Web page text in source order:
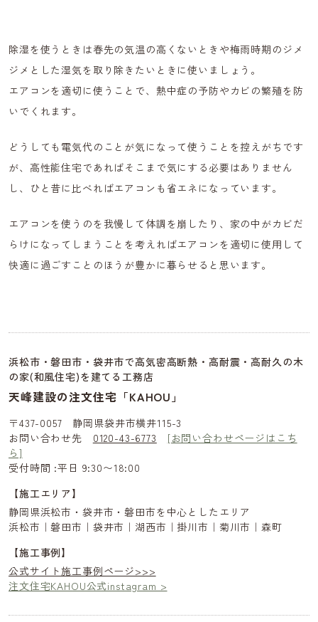
除湿を使うときは春先の気温の高くないときや梅雨時期のジメ
ジメとした湿気を取り除きたいときに使いましょう。
エアコンを適切に使うことで、熱中症の予防やカビの繁殖を防
いでくれます。
どうしても電気代のことが気になって使うことを控えがちです
が、高性能住宅であればそこまで気にする必要はありません
し、ひと昔に比べればエアコンも省エネになっています。
エアコンを使うのを我慢して体調を崩したり、家の中がカビだ
らけになってしまうことを考えればエアコンを適切に使用して
快適に過ごすことのほうが豊かに暮らせると思います。
浜松市・磐田市・袋井市で高気密高断熱・高耐震・高耐久の木
の家(和風住宅)を建てる工務店
天峰建設の注文住宅「KAHOU」
〒437-0057 静岡県袋井市横井115-3
お問い合わせ先 0120-43-6773
[お問い合わせページはこち
ら]
受付時間 :平日 9:30〜18:00
【施工エリア】
静岡県浜松市・袋井市・磐田市を中心としたエリア
浜松市｜磐田市｜袋井市｜湖西市｜掛川市｜菊川市｜森町
【施工事例】
公式サイト施工事例ページ>>>
注文住宅KAHOU公式instagram >